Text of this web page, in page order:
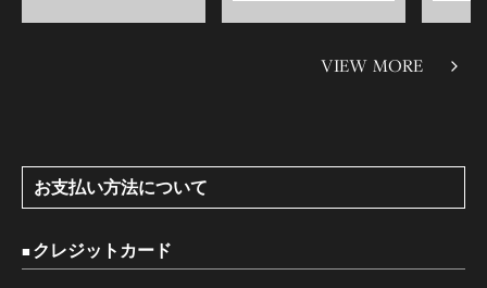
VIEW MORE
お支払い方法について
クレジットカード